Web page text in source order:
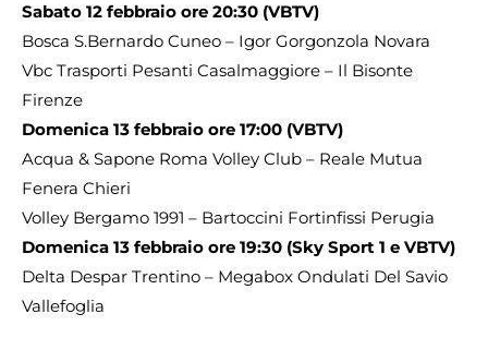
Sabato 12 febbraio ore 20:30 (VBTV)
Bosca S.Bernardo Cuneo – Igor Gorgonzola Novara
Vbc Trasporti Pesanti Casalmaggiore – Il Bisonte
Firenze
Domenica 13 febbraio ore 17:00 (VBTV)
Acqua & Sapone Roma Volley Club – Reale Mutua
Fenera Chieri
Volley Bergamo 1991 – Bartoccini Fortinfissi Perugia
Domenica 13 febbraio ore 19:30 (Sky Sport 1 e VBTV)
Delta Despar Trentino – Megabox Ondulati Del Savio
Vallefoglia